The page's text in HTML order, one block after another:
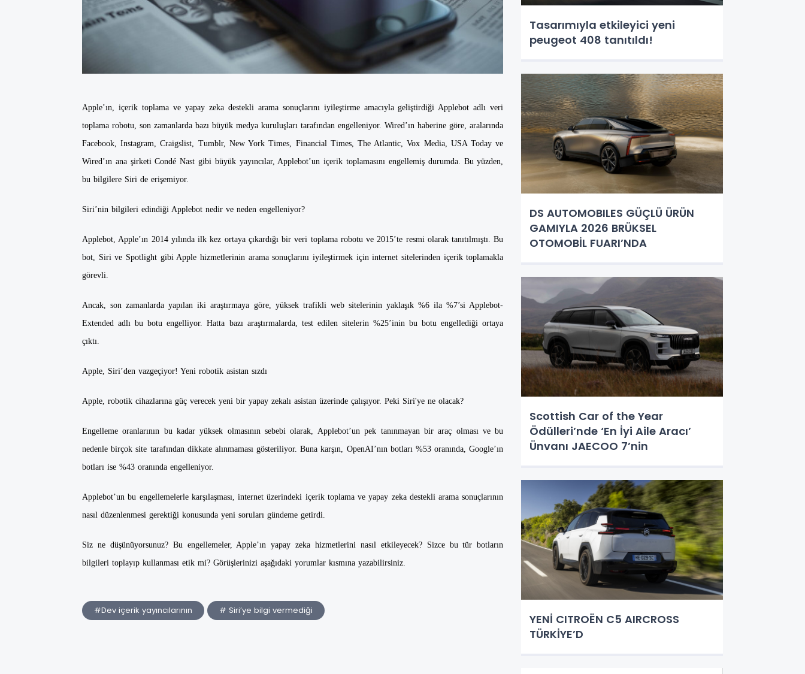
Apple’ın, içerik toplama ve yapay zeka destekli arama sonuçlarını iyileştirme amacıyla geliştirdiği Applebot adlı veri
toplama robotu, son zamanlarda bazı büyük medya kuruluşları tarafından engelleniyor. Wired’ın haberine göre, aralarında
Facebook, Instagram, Craigslist, Tumblr, New York Times, Financial Times, The Atlantic, Vox Media, USA Today ve
Wired’ın ana şirketi Condé Nast gibi büyük yayıncılar, Applebot’un içerik toplamasını engellemiş durumda. Bu yüzden,
bu bilgilere Siri de erişemiyor.
Siri’nin bilgileri edindiği Applebot nedir ve neden engelleniyor?
Applebot, Apple’ın 2014 yılında ilk kez ortaya çıkardığı bir veri toplama robotu ve 2015’te resmi olarak tanıtılmıştı. Bu
bot, Siri ve Spotlight gibi Apple hizmetlerinin arama sonuçlarını iyileştirmek için internet sitelerinden içerik toplamakla
görevli.
Ancak, son zamanlarda yapılan iki araştırmaya göre, yüksek trafikli web sitelerinin yaklaşık %6 ila %7’si Applebot-
Extended adlı bu botu engelliyor. Hatta bazı araştırmalarda, test edilen sitelerin %25’inin bu botu engellediği ortaya
çıktı.
Apple, Siri’den vazgeçiyor! Yeni robotik asistan sızdı
Apple, robotik cihazlarına güç verecek yeni bir yapay zekalı asistan üzerinde çalışıyor. Peki Siri'ye ne olacak?
Engelleme oranlarının bu kadar yüksek olmasının sebebi olarak, Applebot’un pek tanınmayan bir araç olması ve bu
nedenle birçok site tarafından dikkate alınmaması gösteriliyor. Buna karşın, OpenAI’nın botları %53 oranında, Google’ın
botları ise %43 oranında engelleniyor.
Applebot’un bu engellemelerle karşılaşması, internet üzerindeki içerik toplama ve yapay zeka destekli arama sonuçlarının
nasıl düzenlenmesi gerektiği konusunda yeni soruları gündeme getirdi.
Siz ne düşünüyorsunuz? Bu engellemeler, Apple’ın yapay zeka hizmetlerini nasıl etkileyecek? Sizce bu tür botların
bilgileri toplayıp kullanması etik mi? Görüşlerinizi aşağıdaki yorumlar kısmına yazabilirsiniz.
#Dev içerik yayıncılarının # Siri’ye bilgi vermediği
Tasarımıyla etkileyici yeni
peugeot 408 tanıtıldı!
DS AUTOMOBILES GÜÇLÜ ÜRÜN
GAMIYLA 2026 BRÜKSEL
OTOMOBİL FUARI’NDA
Scottish Car of the Year
Ödülleri’nde ‘En İyi Aile Aracı’
Ünvanı JAECOO 7’nin
YENİ CITROËN C5 AIRCROSS
TÜRKİYE’D